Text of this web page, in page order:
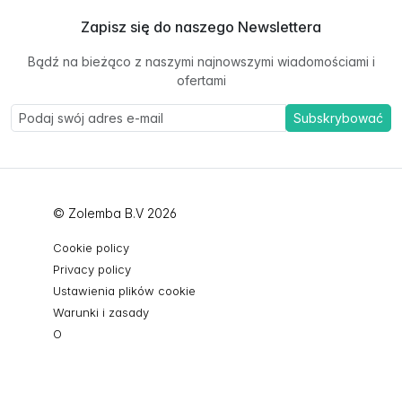
Zapisz się do naszego Newslettera
Bądź na bieżąco z naszymi najnowszymi wiadomościami i
ofertami
Subskrybować
© Zolemba B.V 2026
Cookie policy
Privacy policy
Ustawienia plików cookie
Warunki i zasady
O